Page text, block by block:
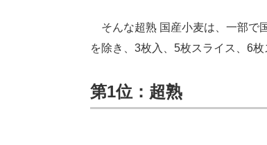
そんな超熟 国産小麦は、一部で
を除き、3枚入、5枚スライス、6
第1位：超熟